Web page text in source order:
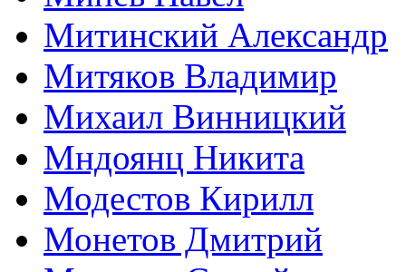
Митинский Александр
Митяков Владимир
Михаил Винницкий
Мндоянц Никита
Модестов Кирилл
Монетов Дмитрий